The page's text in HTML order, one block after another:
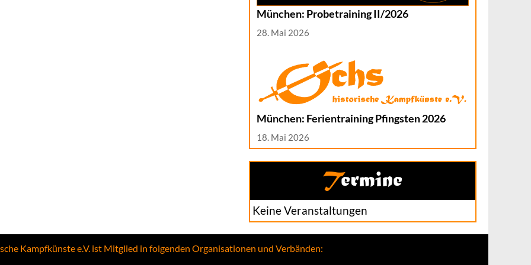
München: Probetraining II/2026
28. Mai 2026
München: Ferientraining Pfingsten 2026
18. Mai 2026
Termine
Keine Veranstaltungen
Kampfkünste e.V. ist Mitglied in folgenden Organisationen und Verbänden: